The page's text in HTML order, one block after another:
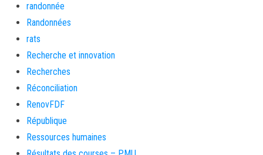
randonnée
Randonnées
rats
Recherche et innovation
Recherches
Réconciliation
RenovFDF
République
Ressources humaines